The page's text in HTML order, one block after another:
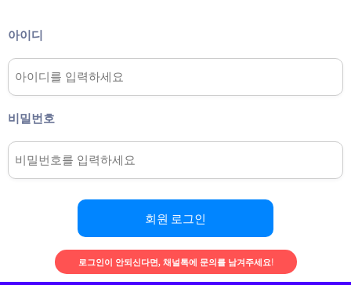
아이디
비밀번호
회원 로그인
로그인이 안되신다면, 채널톡에 문의를 남겨주세요!